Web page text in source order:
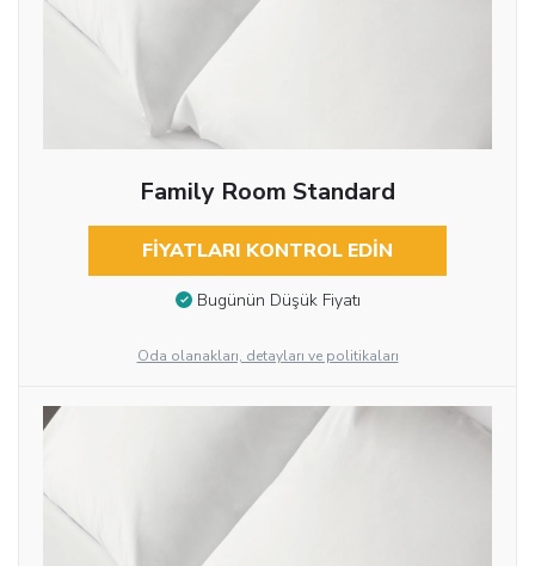
Family Room Standard
FIYATLARI KONTROL EDIN
Bugünün Düşük Fiyatı
Oda olanakları, detayları ve politikaları